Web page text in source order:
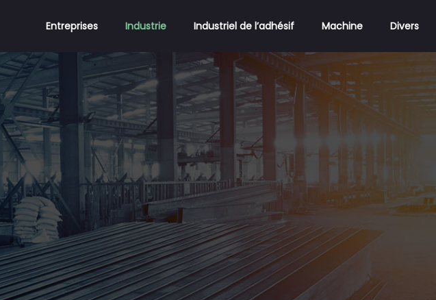
Entreprises Industrie Industriel de l’adhésif Machine Divers